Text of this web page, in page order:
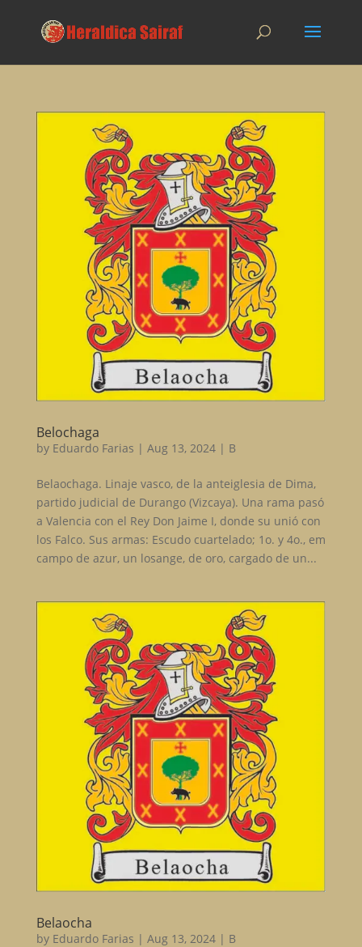
Belochaga
by Eduardo Farias | Aug 13, 2024| B
Belaochaga. Linaje vasco, de la anteiglesia de Dima,
partido judicial de Durango (Vizcaya). Una rama pasó
a Valencia con el Rey Don Jaime I, donde su unió con
los Falco. Sus armas: Escudo cuartelado; 1o. y 4o., em
campo de azur, un losange, de oro, cargado de un...
Belaocha
by Eduardo Farias | Aug 13, 2024| B